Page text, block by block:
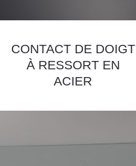
CONTACT DE DOIGT
À RESSORT EN
ACIER